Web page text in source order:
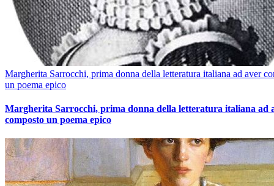
Margherita Sarrocchi, prima donna della letteratura italiana ad aver
un poema epico
Margherita Sarrocchi, prima donna della letteratura italiana ad
composto un poema epico